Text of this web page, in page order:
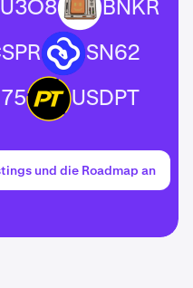
BNKR BNKR
SN62 SN62
USDPT USDPT
und die Roadmap an